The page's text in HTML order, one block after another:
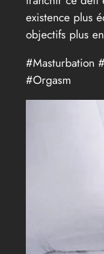
existence plus
objectifs plus
#Masturbation
#Orgasm